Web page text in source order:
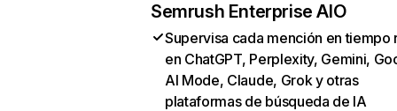
Semrush Enterprise AIO
Supervisa cada mención en tiempo
en ChatGPT, Perplexity, Gemini,
AI Mode, Claude, Grok y otras
plataformas de búsqueda de IA